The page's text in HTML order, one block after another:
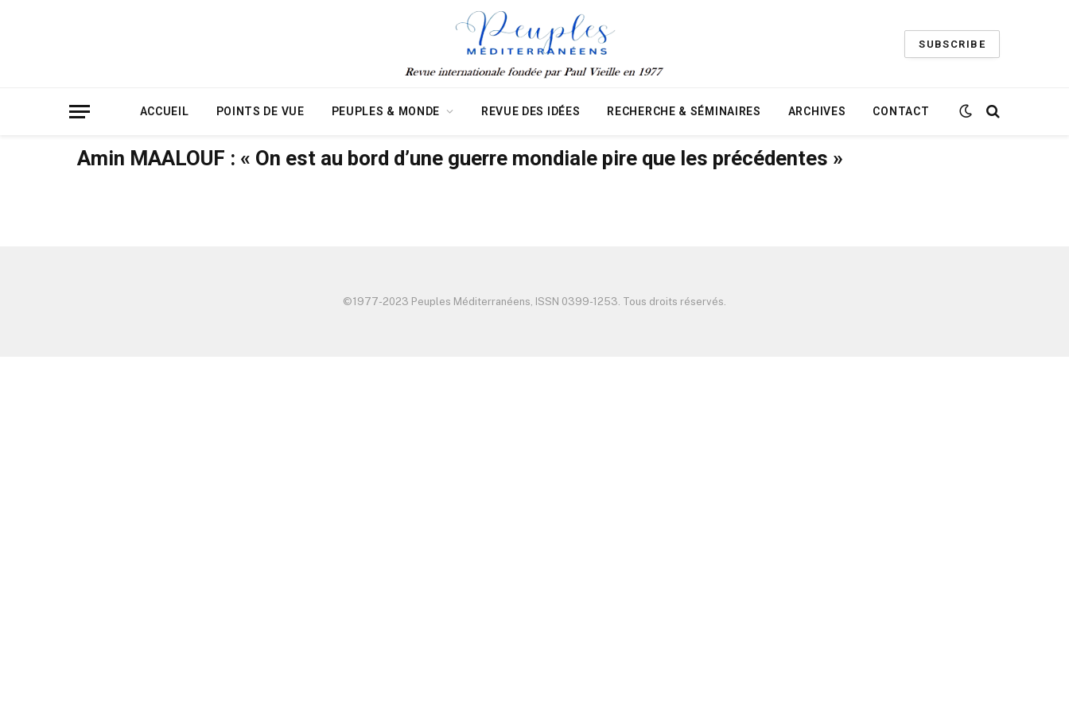
SUBSCRIBE
ACCUEIL POINTS DE VUE PEUPLES & MONDE REVUE DES IDÉES RECHERCHE & SÉMINAIRES ARCHIVES CONTACT
Amin MAALOUF : « On est au bord d’une guerre mondiale pire que les précédentes »
©️1977-2023 Peuples Méditerranéens, ISSN 0399-1253. Tous droits réservés.